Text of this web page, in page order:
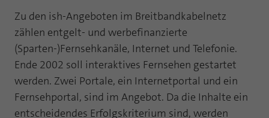
Zu den ish-Angeboten im Breitbandkabelnetz
zählen entgelt- und werbefinanzierte
(Sparten-)Fernsehkanäle, Internet und Telefonie.
Ende 2002 soll interaktives Fernsehen gestartet
werden. Zwei Portale, ein Internetportal und ein
Fernsehportal, sind im Angebot. Da die Inhalte ein
entscheidendes Erfolgskriterium sind, werden
geschützten Bereichen zu gewähren.
PHPSESSID
Anbieter php
Laufzeit Ende der Sitzung
Zweck
Cookie von AT INTERNET zur Steuerung der
Name atuserid
Anbieter AT INTERNET